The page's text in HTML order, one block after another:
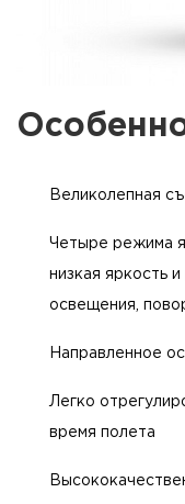
Великолепная
Четыре режима
низкая яркость
освещения,
Направленное
Легко
время полета